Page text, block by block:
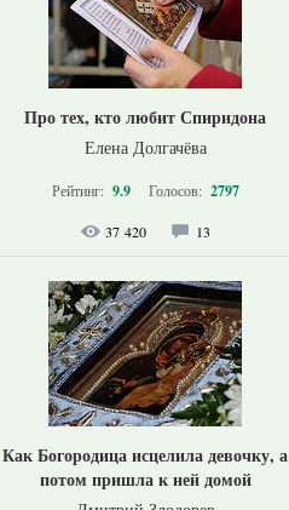
Про тех, кто любит Спиридона
Елена Долгачёва
Рейтинг: 9.9 Голосов: 2797
37 420 13
Как Богородица исцелила девочку, а
потом пришла к ней домой